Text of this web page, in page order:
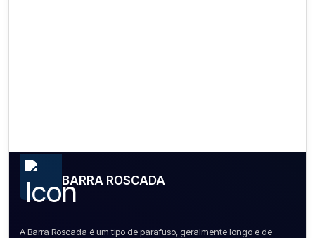
BARRA ROSCADA
A Barra Roscada é um tipo de parafuso, geralmente longo e de